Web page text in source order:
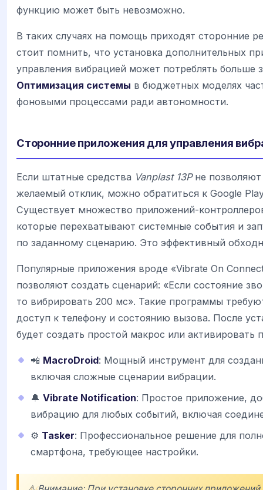
функцию может быть невозможно.
В таких случаях на помощь приходят сторонние
стоит помнить, что установка дополнительных
управления вибрацией может потреблять больше
Оптимизация системы в бюджетных моделях
фоновыми процессами ради автономности.
Сторонние приложения для управления
Если штатные средства Vanplast 13Pне позволяют
желаемый отклик, можно обратиться к Google
Существует множество приложений-
которые перехватывают системные события и
по заданному сценарию. Это эффективный
Популярные приложения вроде «Vibrate On
позволяют создать сценарий: «Если состояние
то вибрировать 200 мс». Такие программы
доступ к телефону и состоянию вызова. После
будет создать простой макрос или активировать
📲 MacroDroid: Мощный инструмент для
включая сложные сценарии вибрации.
🔔 Vibrate Notification: Простое приложение,
вибрацию для любых событий, включая
⚙️ Tasker: Профессиональное решение для
смартфона, требующее настройки.